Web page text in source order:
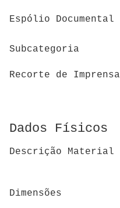
Espólio Documental
Subcategoria
Recorte de Imprensa
Dados Físicos
Descrição Material
Dimensões